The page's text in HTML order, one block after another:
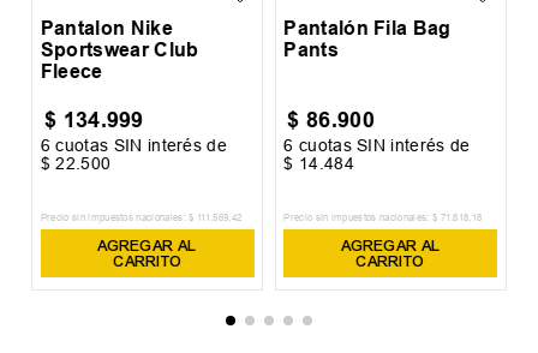
Pantalon Nike
Sportswear Club
Fleece
$ 134.999
6 cuotas SIN interés de
$ 22.500
Precio sin impuestos nacionales: $ 111 .569,42
AGREGAR AL
CARRITO
Pantalón Fila Bag
Pants
$ 86.900
6 cuotas SIN interés de
$ 14.484
Precio sin impuestos nacionales: $ 71 .818, 18
AGREGAR AL
CARRITO